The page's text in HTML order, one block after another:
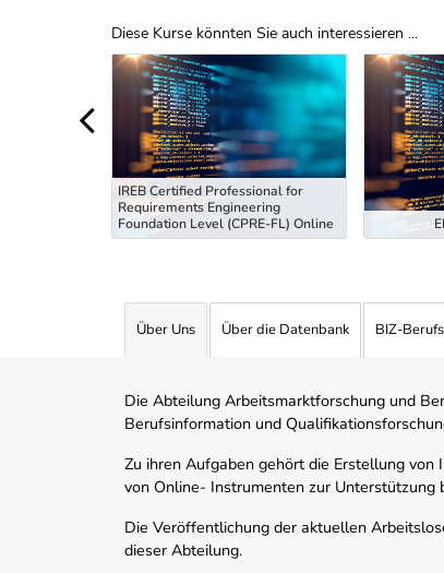
Diese Kurse könnten Sie auch interessieren ...
Uber Weiterbildungsvorschläge
IREB Certified Professional for
Requirements Engineering
Foundation Level (CPRE-FL) Online
Über Uns Über die Datenbank BIZ-
Die Abteilung Arbeitsmarktforschung und
Berufsinformation und
Zu ihren Aufgaben gehört die Erstellung
von Online- Instrumenten zur Unterstützung
Die Veröffentlichung der aktuellen
dieser Abteilung.